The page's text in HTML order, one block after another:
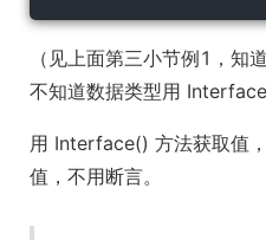
（见上面第三小节例1，知
不知道数据类型用
用 Interface() 方法获取值
值，不用断言。